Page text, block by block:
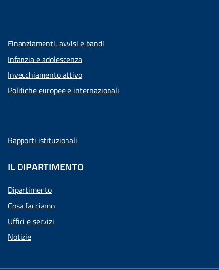
Finanziamenti, avvisi e bandi
Infanzia e adolescenza
Invecchiamento attivo
Politiche europee e internazionali
Rapporti istituzionali
IL DIPARTIMENTO
Dipartimento
Cosa facciamo
Uffici e servizi
Notizie